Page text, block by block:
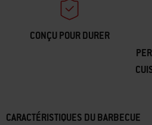
CONÇU POUR DURER
CARACTÉRISTIQUES DU BARBECUE